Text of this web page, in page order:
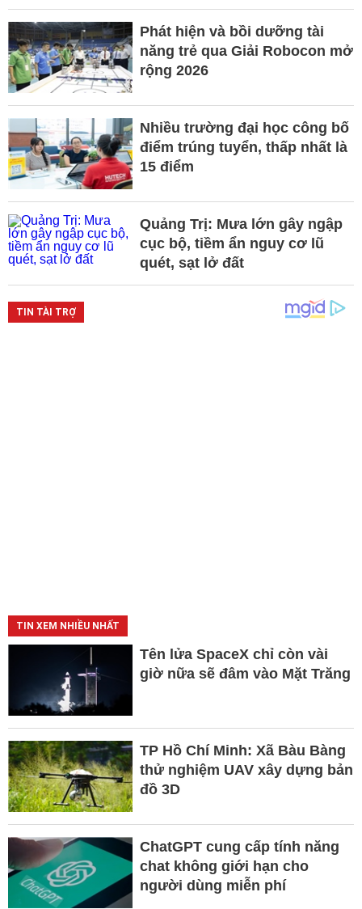
Phát hiện và bồi dưỡng tài
năng trẻ qua Giải Robocon mở
rộng 2026
Nhiều trường đại học công bố
điểm trúng tuyển, thấp nhất là
15 điểm
Quảng Trị: Mưa lớn gây ngập
cục bộ, tiềm ẩn nguy cơ lũ
quét, sạt lở đất
TIN XEM NHIỀU NHẤT
Tên lửa SpaceX chỉ còn vài
giờ nữa sẽ đâm vào Mặt Trăng
TP Hồ Chí Minh: Xã Bàu Bàng
thử nghiệm UAV xây dựng bản
đồ 3D
ChatGPT cung cấp tính năng
chat không giới hạn cho
người dùng miễn phí